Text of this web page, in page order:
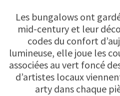
Les bungalows ont
mid-century et leur
codes du confort
lumineuse, elle joue les
associées au vert foncé
d’artistes locaux
arty dans chaque